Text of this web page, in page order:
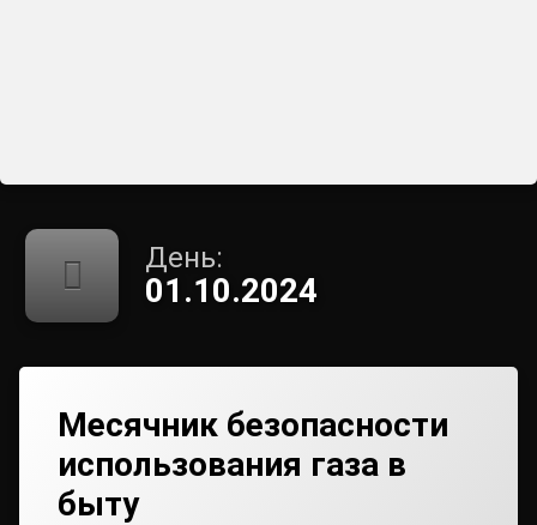
День:
01.10.2024
Месячник безопасности
использования газа в
быту